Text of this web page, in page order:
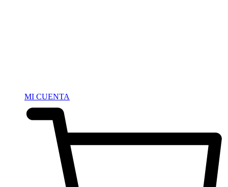
MI CUENTA